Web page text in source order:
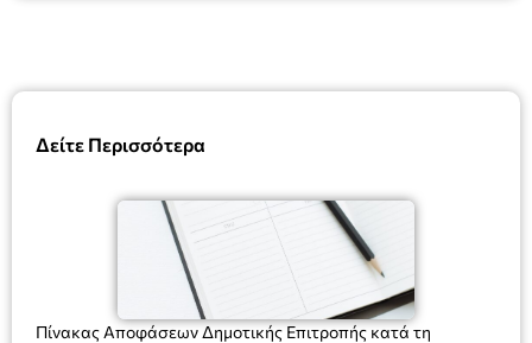
Δείτε Περισσότερα
Πίνακας Αποφάσεων Δημοτικής Επιτροπής κατά τη